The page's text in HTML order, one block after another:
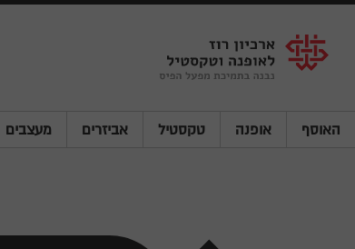
Shenkar
Logo
האוסף אופנה טקסטיל אביזרים מעצבים